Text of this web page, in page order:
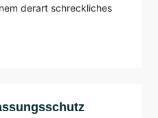
derart schreckliches